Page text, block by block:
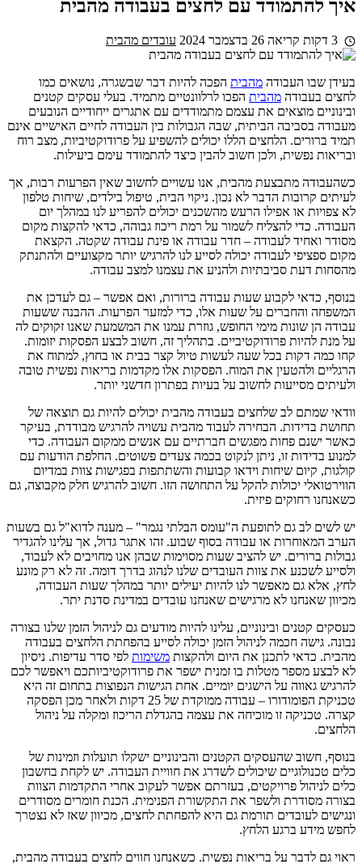
איך להתמודד עם לחצים בעבודה מהבית
26 בדצמבר 2024 עובדים מהבית
בעידן שבו העבודה מהבית הפכה להיות דבר שבשגרה, נושאים כמו
לחצים בעבודה מהבית הפכו לרלוונטיים מתמיד. בעלי עסקים קטנים
ובינוניים מוצאים את עצמם מתמודדים עם אתגרים ייחודיים הנובעים
מעבודה בסביבה הביתית, שבה הגבולות בין העבודה לחיים האישיים אינם
תמיד ברורים. הלחצים הללו יכולים להשפיע על פרודוקטיביות, מצב רוח
ובריאות נפשית, ולכן חשוב להבין כיצד להתמודד עימם ביעילות.
כשהעבודה מתבצעת מהבית, אנו עשויים לחשוב שאין הפרעות רבות, אך
לעיתים קרובות הדבר לא נכון. ניקוי הבית, טיפול בילדים, שיחות טלפון
לא צפויות או אפילו הרעש מהשכנים יכולים להפריע לנו במהלך יום
העבודה. כדי להצליח לשמור על רמת ריכוז גבוהה, כדאי להקצות מקום
מסודר ואחיד לעבודה – חדר עבודה או פינת עבודה שקטה. הקצאת
מקום ספציפי לעבודה יכולה לסייע לנו להרגיש יותר מקצועיים ולהתנתק
מהסחות דעת סביבתיות ולהניע את עצמנו למצב עבודה.
בנוסף, כדאי לקבוע שעות עבודה ברורות, ואם אפשר – גם לעדכן את
המשפחה והחברים על שעות אלו, כדי למזער הפרעות. ההבנה ששעות
עבודה הן שונות מימי החופש, גוזרת עמנו את המשמעת שאנו זקוקים לה
על מנת להיות פרודוקטיביים. בתהליך זה, חשוב לבצע הפסקות יזומות.
קחו כמה דקות בכל שעה לעשות טיול קצר בבית או בחוץ, למתוח את
הרגליים ולהטעין את המוח. הפסקות אלו מקדמות בריאות נפשית טובה
ולעיתים מסייעות לחשוב על בעיות בפתרון חדשני יותר.
וודאי שמתם לב שלחצים בעבודה מהבית יכולים להיות גם תוצאה של
תחושת בדידות. הבחירה לעבוד מהבית עשויה להרגיש מבודדת, בעיקר
כאשר ישנם פחות מפגשים חברתיים עם אנשים ממקום העבודה. כדי
למנוע בדידות זו, ניתן לנקוט בכמה צעדים פשוטים. החלפת הודעות עם
קולגות, קיום שיחות וידאו קבועות והשתתפות בפגישות צוות במדיום
הווירטואלי יכולות להקל על התחושה הזו. חשוב להרגיש חלק מקבוצה, גם
כשאנחנו רחוקים פיזית.
יש לשים לב גם לתופעת ה"עומס הבלתי נגמר" – מענה לדוא"ל גם בשעות
הערב המאוחרות או עבודה בסוף שבוע. זהו אתגר גדול, אך עלינו להגדיר
גבולות ברורים. יש להציב שעות מסוימות שבהן אנו מחויבים לא לעבוד,
ולסייע לשכנע את צוות העובדים שלנו לנהוג בדרך דומה. זה לא רק מונע
לחץ, אלא גם מאפשר לנו להיות יעילים יותר במהלך שעות העבודה,
מכיוון שאנחנו לא מרגישים שאנחנו עובדים במדינת סדנת יתר.
כעסקים קטנים ובינוניים, עלינו להיות מודעים גם לניהול הזמן שלנו בצורה
נבונה. גישה חכמה לניהול הזמן יכולה לסייע בהפחתת הלחצים בעבודה
מהבית. כדאי לתכנן את היום ולהקצות משימות לפי סדר עדיפות. ניסיון
לא לבצע מספר מטלות בו זמנית ישפר את פרודוקטיביותכם ויאפשר לכם
להרגיש גאווה על הישגים יומיים. אחת הגישות הנפוצות בתחום זה היא
טכניקת הפומודורו – עבודה ממוקדת של 25 דקות ולאחר מכן הפסקה
קצרה. טכניקה זו מוכיחה את עצמה בהגדלת הריכוז ומקלה על ניהול
הלחצים.
בנוסף, חשוב שהעסקים הקטנים והבינוניים ישקלו תועלות וזמינות של
כלים טכנולוגיים שיכולים לשדרג את חוויית העבודה. יש לקחת בחשבון
כלים לניהול פרויקטים, בעזרתם אפשר לעקוב אחרי התקדמות הצוות
בצורה מסודרת ולשפר את התקשורת הפנימית. הכנת חומרים מסודרים
ונגישים לעובדים תורמת גם היא להפחתת לחצים, מכיוון שאז לא נצטרך
לחפש מידע ברגע הלחץ.
ראוי גם לדבר על בריאות נפשית. כשאנחנו חווים לחצים בעבודה מהבית,